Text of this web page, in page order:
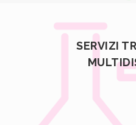
SERVIZI